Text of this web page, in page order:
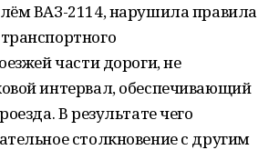
ВАЗ-2114, нарушила правила
части дороги, не
интервал, обеспечивающий
В результате чего
столкновение с другим